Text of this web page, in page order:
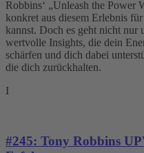
Robbins‘ „Unleash the Power
konkret aus diesem Erlebnis
kannst. Doch es geht nicht
wertvolle Insights, die dein
schärfen und dich dabei
die dich zurückhalten.
I
#245: Tony Robbins